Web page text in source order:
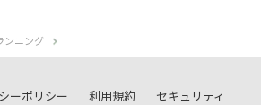
ンニング
ーポリシー 利用規約 セキュリティ